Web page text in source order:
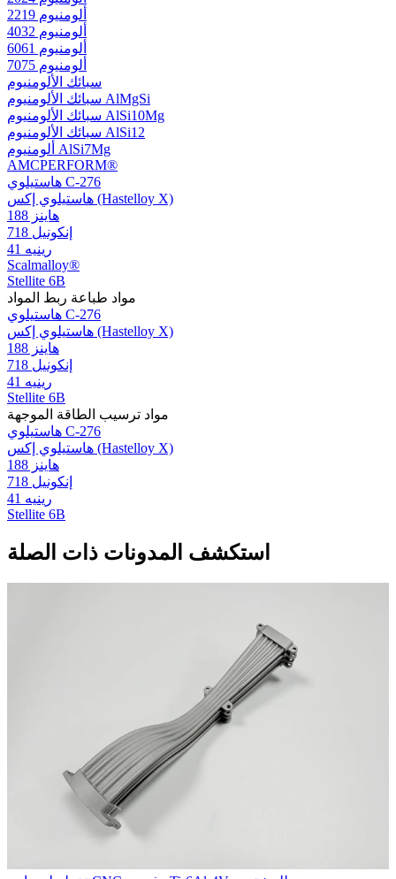
ألومنيوم 2219
ألومنيوم 4032
ألومنيوم 6061
ألومنيوم 7075
سبائك الألومنيوم
سبائك الألومنيوم AlMgSi
سبائك الألومنيوم AlSi10Mg
سبائك الألومنيوم AlSi12
ألومنيوم AlSi7Mg
AMCPERFORM®
هاستيلوي C-276
هاستيلوي إكس (Hastelloy X)
هاينز 188
إنكونيل 718
رينيه 41
Scalmalloy®
Stellite 6B
مواد طباعة ربط المواد
هاستيلوي C-276
هاستيلوي إكس (Hastelloy X)
هاينز 188
إنكونيل 718
رينيه 41
Stellite 6B
مواد ترسيب الطاقة الموجهة
هاستيلوي C-276
هاستيلوي إكس (Hastelloy X)
هاينز 188
إنكونيل 718
رينيه 41
Stellite 6B
استكشف المدونات ذات الصلة